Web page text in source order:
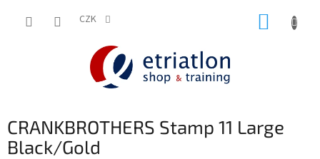
CZK
CRANKBROTHERS Stamp 11 Large
Black/Gold
shop.etriatlon.cz - Chat